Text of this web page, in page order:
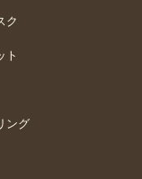
ク
ト
ング